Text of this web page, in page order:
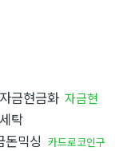
금현금화 자금현
탁
돈믹싱 카드로코인구